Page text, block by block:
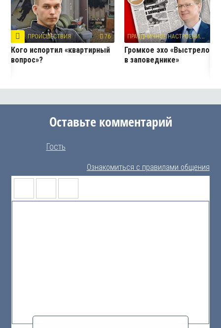
ПРОИСШЕСТВИЯ 76
Кого испортил «квартирный
вопрос»?
П
РАЗДНИЧНОЕ НАСТРОЕНИЕ
Громкое эхо «Выстрелов
в заповеднике»
Оставьте комментарий
Гость
Ознакомиться с правилами общения